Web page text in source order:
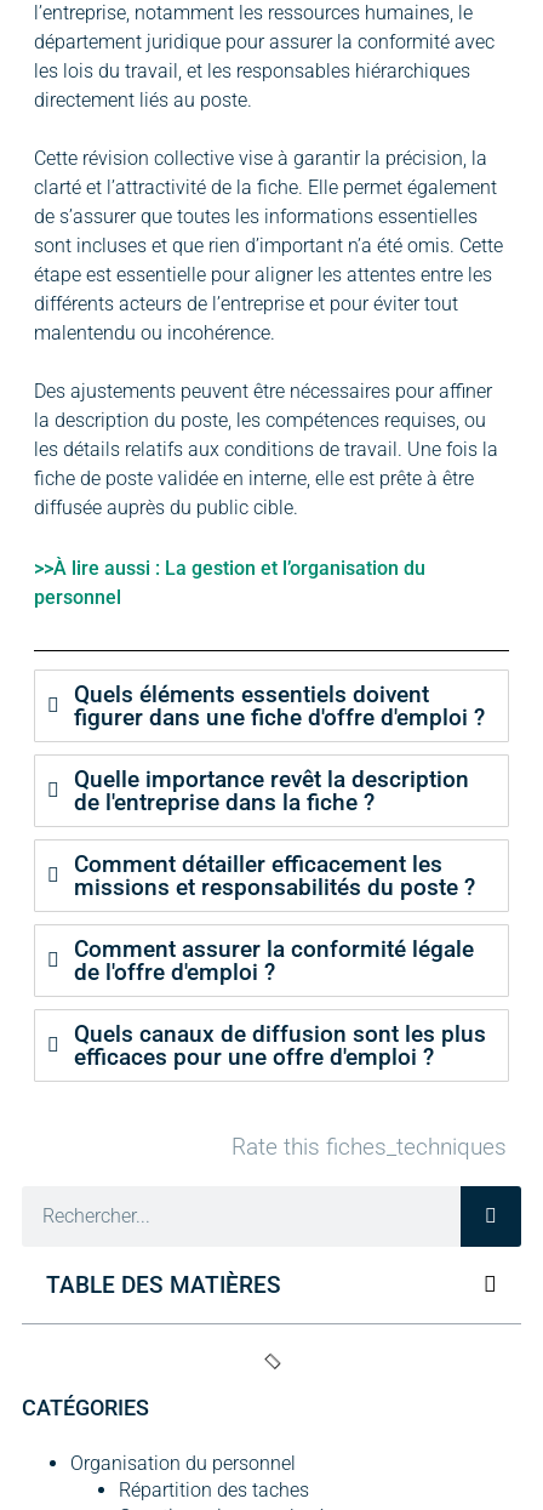
TABLE DES MATIÈRES
CATÉGORIES
Organisation du personnel
Répartition des taches
l’entreprise, notamment les ressources humaines, le
département juridique pour assurer la conformité avec
les lois du travail, et les responsables hiérarchiques
directement liés au poste.
Cette révision collective vise à garantir la précision, la
clarté et l’attractivité de la fiche. Elle permet également
de s’assurer que toutes les informations essentielles
sont incluses et que rien d’important n’a été omis. Cette
étape est essentielle pour aligner les attentes entre les
différents acteurs de l’entreprise et pour éviter tout
malentendu ou incohérence.
Des ajustements peuvent être nécessaires pour affiner
la description du poste, les compétences requises, ou
les détails relatifs aux conditions de travail. Une fois la
fiche de poste validée en interne, elle est prête à être
diffusée auprès du public cible.
>>À lire aussi : La gestion et l’organisation du
personnel
Quels éléments essentiels doivent
figurer dans une fiche d'offre d'emploi ?
Quelle importance revêt la description
de l'entreprise dans la fiche ?
Comment détailler efficacement les
missions et responsabilités du poste ?
Comment assurer la conformité légale
de l'offre d'emploi ?
Quels canaux de diffusion sont les plus
efficaces pour une offre d'emploi ?
Rate this fiches_techniques